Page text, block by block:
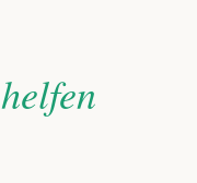
helfen